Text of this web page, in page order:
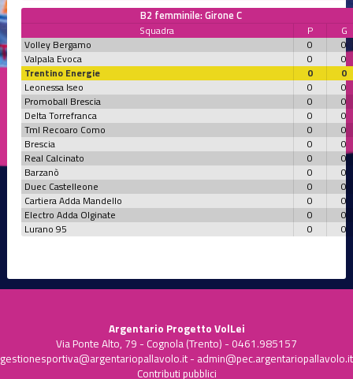
B2 femminile: Girone C
Squadra P
G
Volley Bergamo
0
0
Valpala Evoca
0
0
Trentino Energie
0
0
Leonessa Iseo
0
0
Promoball Brescia
0
0
Delta Torrefranca
0
0
Tml Recoaro Como
0
0
Brescia
0
0
Real Calcinato
0
0
Barzanò
0
0
Duec Castelleone
0
0
Cartiera Adda Mandello
0
0
Electro Adda Olginate
0
0
Lurano 95
0 0
Argentario Progetto VolLei
Via Ponte Alto, 79 - Cognola (Trento) - 0461.985157
gestionesportiva@argentariopallavolo.it- admin@pec.argentariopallavolo.it
Contributi pubblici